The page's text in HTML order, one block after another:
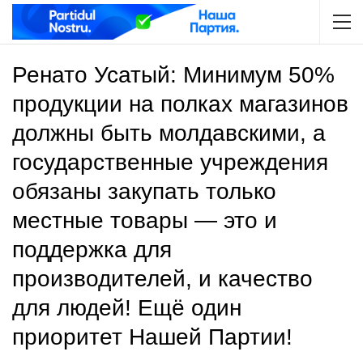
Ренато Усатый: Минимум 50%
продукции на полках магазинов
должны быть молдавскими, а
государственные учреждения
обязаны закупать только
местные товары — это и
поддержка для
производителей, и качество
для людей! Ещё один
приоритет Нашей Партии!